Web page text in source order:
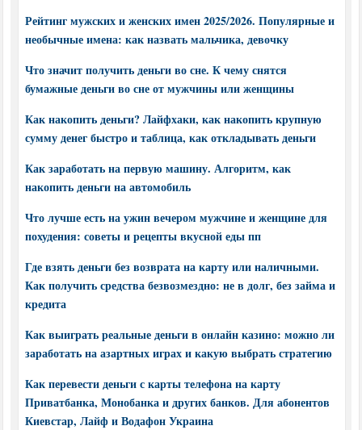
Рейтинг мужских и женских имен 2025/2026. Популярные и
необычные имена: как назвать мальчика, девочку
Что значит получить деньги во сне. К чему снятся
бумажные деньги во сне от мужчины или женщины
Как накопить деньги? Лайфхаки, как накопить крупную
сумму денег быстро и таблица, как откладывать деньги
Как заработать на первую машину. Алгоритм, как
накопить деньги на автомобиль
Что лучше есть на ужин вечером мужчине и женщине для
похудения: советы и рецепты вкусной еды пп
Где взять деньги без возврата на карту или наличными.
Как получить средства безвозмездно: не в долг, без займа и
кредита
Как выиграть реальные деньги в онлайн казино: можно ли
заработать на азартных играх и какую выбрать стратегию
Как перевести деньги с карты телефона на карту
Приватбанка, Монобанка и других банков. Для абонентов
Киевстар, Лайф и Водафон Украина